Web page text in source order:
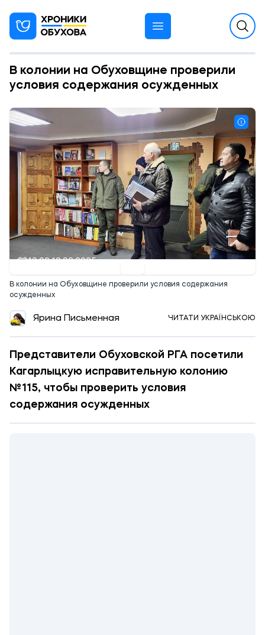
В колонии на Обуховщине проверили
условия содержания осужденных
10:00 12.02.2025
В колонии на Обуховщине проверили условия содержания
осужденных
Ярина Письменная ЧИТАТИ УКРАЇНСЬКОЮ
Представители Обуховской РГА посетили
Кагарлыцкую исправительную колонию
№115, чтобы проверить условия
содержания осужденных